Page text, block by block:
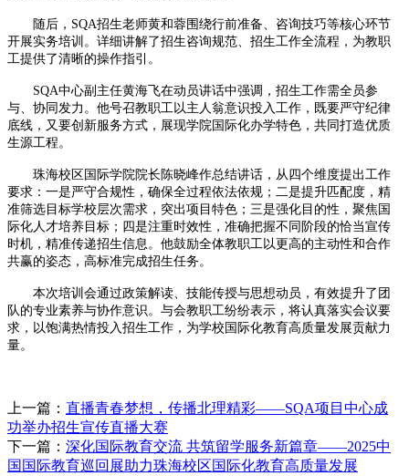
随后，SQA招生老师黄和蓉围绕行前准备、咨询技巧等核心环节
开展实务培训。详细讲解了招生咨询规范、招生工作全流程，为教职
工提供了清晰的操作指引。
SQA中心副主任黄海飞在动员讲话中强调，招生工作需全员参
与、协同发力。他号召教职工以主人翁意识投入工作，既要严守纪律
底线，又要创新服务方式，展现学院国际化办学特色，共同打造优质
生源工程。
珠海校区国际学院院长陈晓峰作总结讲话，从四个维度提出工作
要求：一是严守合规性，确保全过程依法依规；二是提升匹配度，精
准筛选目标学校层次需求，突出项目特色；三是强化目的性，聚焦国
际化人才培养目标；四是注重时效性，准确把握不同阶段的恰当宣传
时机，精准传递招生信息。他鼓励全体教职工以更高的主动性和合作
共赢的姿态，高标准完成招生任务。
本次培训会通过政策解读、技能传授与思想动员，有效提升了团
队的专业素养与协作意识。与会教职工纷纷表示，将认真落实会议要
求，以饱满热情投入招生工作，为学校国际化教育高质量发展贡献力
量。
上一篇： 直播青春梦想，传播北理精彩——SQA项目中心成
功举办招生宣传直播大赛
下一篇： 深化国际教育交流 共筑留学服务新篇章——2025中
国国际教育巡回展助力珠海校区国际化教育高质量发展